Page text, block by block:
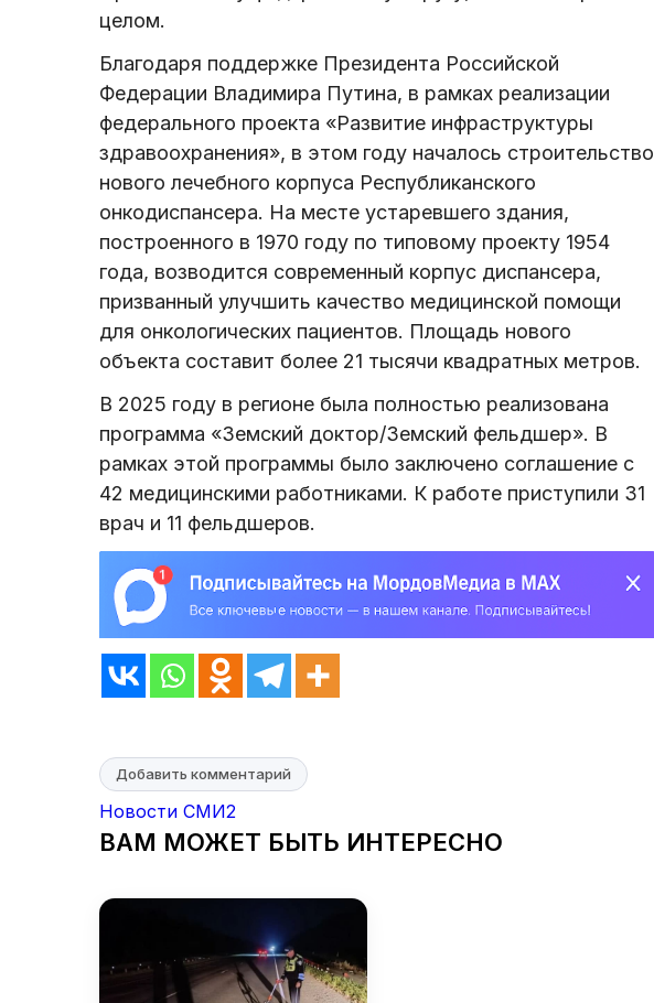
целом.
Благодаря поддержке Президента Российской
Федерации Владимира Путина, в рамках реализации
федерального проекта «Развитие инфраструктуры
здравоохранения», в этом году началось строительство
нового лечебного корпуса Республиканского
онкодиспансера. На месте устаревшего здания,
построенного в 1970 году по типовому проекту 1954
года, возводится современный корпус диспансера,
призванный улучшить качество медицинской помощи
для онкологических пациентов. Площадь нового
объекта составит более 21 тысячи квадратных метров.
В 2025 году в регионе была полностью реализована
программа «Земский доктор/Земский фельдшер». В
рамках этой программы было заключено соглашение с
42 медицинскими работниками. К работе приступили 31
врач и 11 фельдшеров.
Добавить комментарий
Новости СМИ2
ВАМ МОЖЕТ БЫТЬ ИНТЕРЕСНО